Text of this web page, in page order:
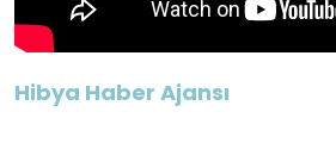
Hibya Haber Ajansı